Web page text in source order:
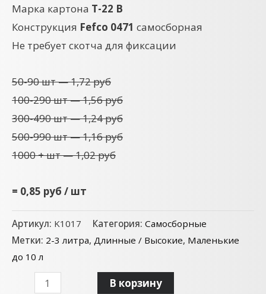
Марка картона Т-22 B
Конструкция Fefco 0471 самосборная
Не требует скотча для фиксации
50-90 шт — 1,72 руб
100-290 шт — 1,56 руб
300-490 шт — 1,24 руб
500-990 шт — 1,16 руб
1000 + шт — 1,02 руб
= 0,85 руб / шт
Артикул: K1017 Категория: Самосборные
Метки: 2-3 литра, Длинные / Высокие, Маленькие
до 10 л
В корзину